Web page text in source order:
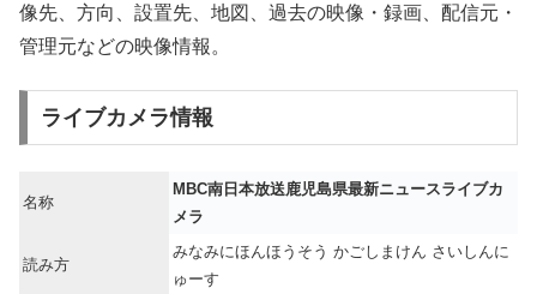
像先、方向、設置先、地図、過去の映像・録画、配信元・
管理元などの映像情報。
ライブカメラ情報
名称
MBC南日本放送鹿児島県最新ニュースライブカ
メラ
読み方
みなみにほんほうそう かごしまけん さいしんに
ゅーす